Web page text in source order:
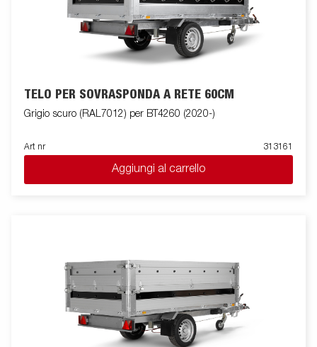
TELO PER SOVRASPONDA A RETE 60CM
Grigio scuro (RAL7012) per BT4260 (2020-)
Art nr 313161
Aggiungi al carrello